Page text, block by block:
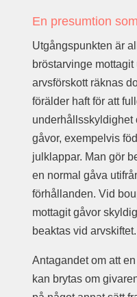
En presumtion
Utgångspunkten är
bröstarvinge
arvsförskott räknas
förälder haft för att
underhållsskyldighet
gåvor, exempelvis
julklappar. Man gör
en normal gåva
förhållanden. Vid
mottagit gåvor
beaktas vid arvskiftet.
Antagandet om att
kan brytas om